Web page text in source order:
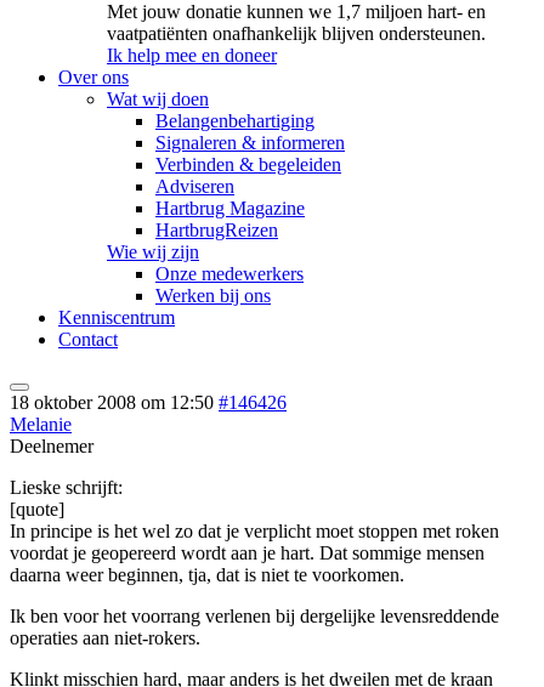
Met jouw donatie kunnen we 1,7 miljoen hart- en
vaatpatiënten onafhankelijk blijven ondersteunen.
Ik help mee en doneer
Over ons
Wat wij doen
Belangenbehartiging
Signaleren & informeren
Verbinden & begeleiden
Adviseren
Hartbrug Magazine
HartbrugReizen
Wie wij zijn
Onze medewerkers
Werken bij ons
Kenniscentrum
Contact
18 oktober 2008 om 12:50 #146426
Melanie
Deelnemer
Lieske schrijft:
[quote]
In principe is het wel zo dat je verplicht moet stoppen met roken
voordat je geopereerd wordt aan je hart. Dat sommige mensen
daarna weer beginnen, tja, dat is niet te voorkomen.
Ik ben voor het voorrang verlenen bij dergelijke levensreddende
operaties aan niet-rokers.
Klinkt misschien hard, maar anders is het dweilen met de kraan